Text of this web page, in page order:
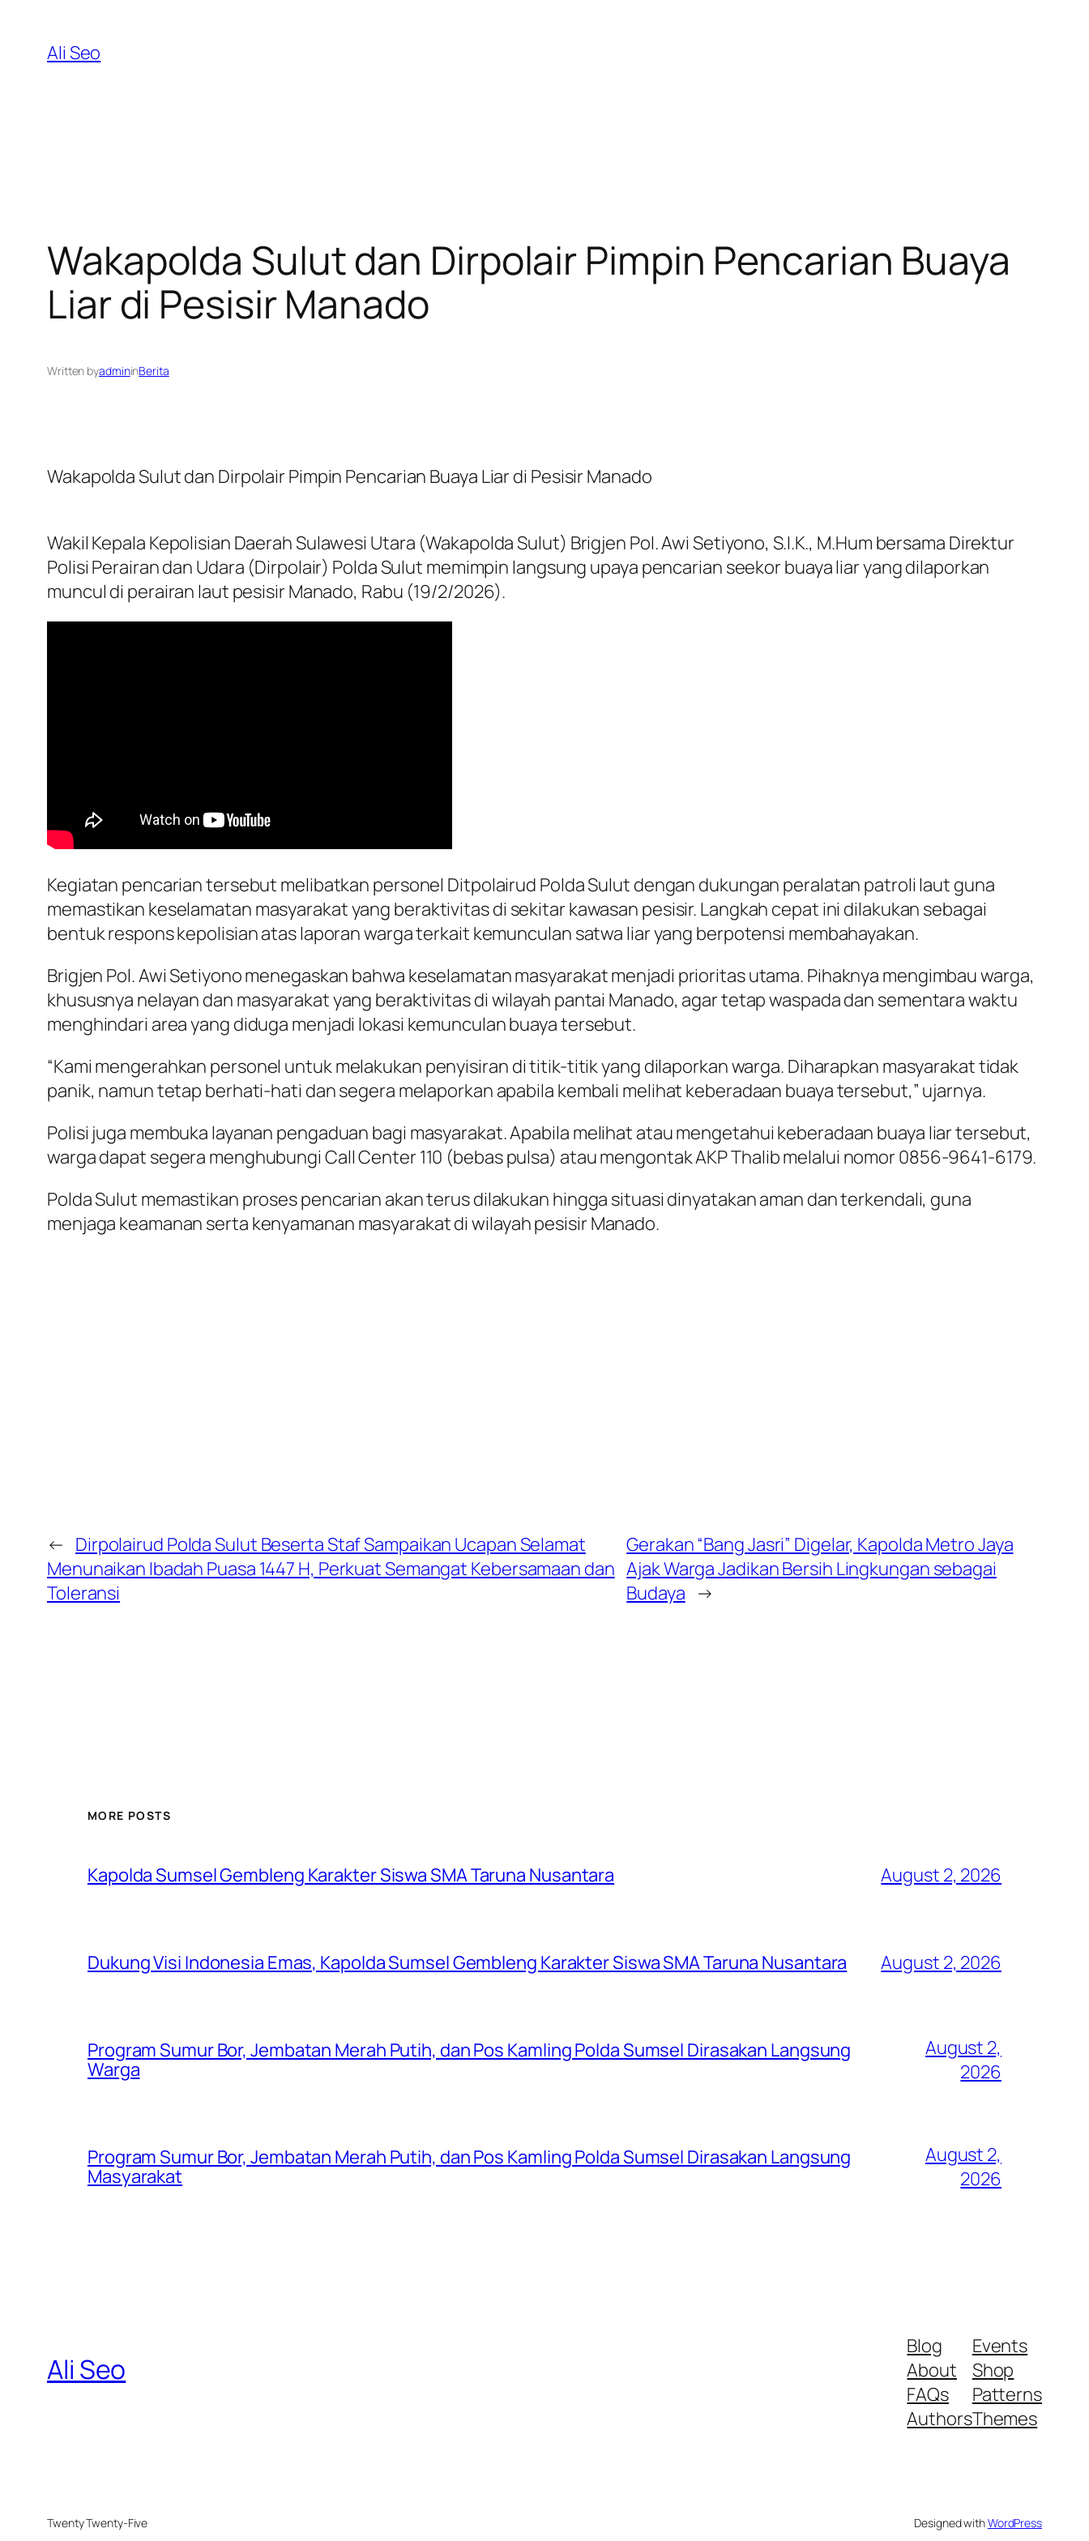
content
Ali Seo
Wakapolda Sulut dan Dirpolair Pimpin Pencarian Buaya
Liar di Pesisir Manado
Written byadmininBerita
Wakapolda Sulut dan Dirpolair Pimpin Pencarian Buaya Liar di Pesisir Manado
Wakil Kepala Kepolisian Daerah Sulawesi Utara (Wakapolda Sulut) Brigjen Pol. Awi Setiyono, S.I.K., M.Hum bersama Direktur
Polisi Perairan dan Udara (Dirpolair) Polda Sulut memimpin langsung upaya pencarian seekor buaya liar yang dilaporkan
muncul di perairan laut pesisir Manado, Rabu (19/2/2026).
Kegiatan pencarian tersebut melibatkan personel Ditpolairud Polda Sulut dengan dukungan peralatan patroli laut guna
memastikan keselamatan masyarakat yang beraktivitas di sekitar kawasan pesisir. Langkah cepat ini dilakukan sebagai
bentuk respons kepolisian atas laporan warga terkait kemunculan satwa liar yang berpotensi membahayakan.
Brigjen Pol. Awi Setiyono menegaskan bahwa keselamatan masyarakat menjadi prioritas utama. Pihaknya mengimbau warga,
khususnya nelayan dan masyarakat yang beraktivitas di wilayah pantai Manado, agar tetap waspada dan sementara waktu
menghindari area yang diduga menjadi lokasi kemunculan buaya tersebut.
“Kami mengerahkan personel untuk melakukan penyisiran di titik-titik yang dilaporkan warga. Diharapkan masyarakat tidak
panik, namun tetap berhati-hati dan segera melaporkan apabila kembali melihat keberadaan buaya tersebut,” ujarnya.
Polisi juga membuka layanan pengaduan bagi masyarakat. Apabila melihat atau mengetahui keberadaan buaya liar tersebut,
warga dapat segera menghubungi Call Center 110 (bebas pulsa) atau mengontak AKP Thalib melalui nomor 0856-9641-6179.
Polda Sulut memastikan proses pencarian akan terus dilakukan hingga situasi dinyatakan aman dan terkendali, guna
menjaga keamanan serta kenyamanan masyarakat di wilayah pesisir Manado.
← Dirpolairud Polda Sulut Beserta Staf Sampaikan Ucapan Selamat
Menunaikan Ibadah Puasa 1447 H, Perkuat Semangat Kebersamaan dan
Toleransi
Gerakan “Bang Jasri” Digelar, Kapolda Metro Jaya
Ajak Warga Jadikan Bersih Lingkungan sebagai
Budaya →
MORE POSTS
Kapolda Sumsel Gembleng Karakter Siswa SMA Taruna Nusantara August 2, 2026
Dukung Visi Indonesia Emas, Kapolda Sumsel Gembleng Karakter Siswa SMA Taruna Nusantara August 2, 2026
Program Sumur Bor, Jembatan Merah Putih, dan Pos Kamling Polda Sumsel Dirasakan Langsung
Warga
August 2,
2026
Program Sumur Bor, Jembatan Merah Putih, dan Pos Kamling Polda Sumsel Dirasakan Langsung
Masyarakat
August 2,
2026
Ali Seo
Blog
About
FAQs
Authors
Events
Shop
Patterns
Themes
Twenty Twenty-Five Designed withWordPress